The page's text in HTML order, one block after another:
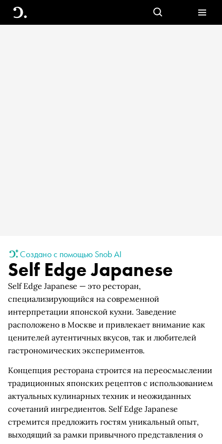
Создано с помощью Snob AI
Self Edge Japanese
Self Edge Japanese — это ресторан,
специализирующийся на современной
интерпретации японской кухни. Заведение
расположено в Москве и привлекает внимание как
ценителей аутентичных вкусов, так и любителей
гастрономических экспериментов.
Концепция ресторана строится на переосмыслении
традиционных японских рецептов с использованием
актуальных кулинарных техник и неожиданных
сочетаний ингредиентов. Self Edge Japanese
стремится предложить гостям уникальный опыт,
выходящий за рамки привычного представления о